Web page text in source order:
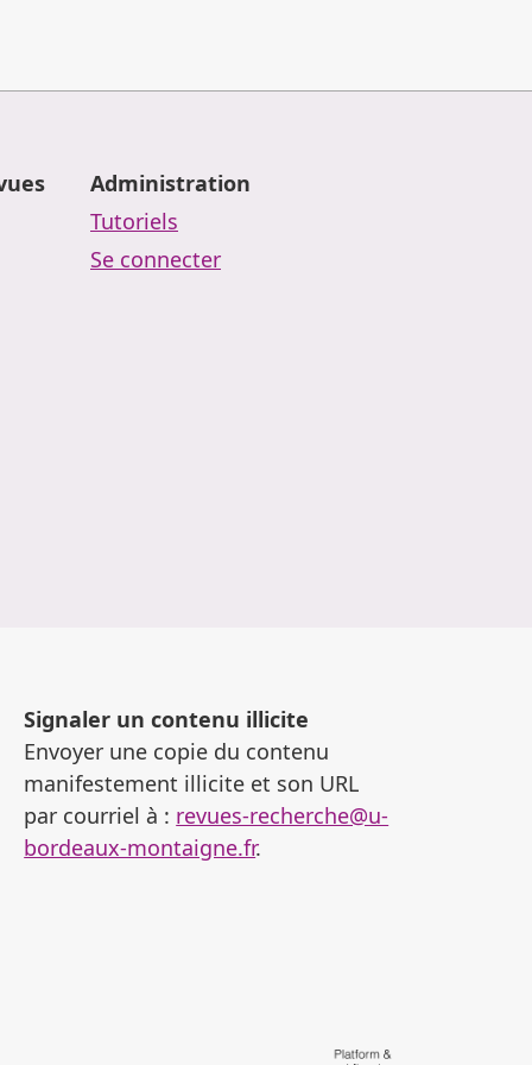
Administration
Tutoriels
Se connecter
Signaler un contenu illicite
Envoyer une copie du contenu
manifestement illicite et son URL
par courriel à : revues-recherche@u-
bordeaux-montaigne.fr.